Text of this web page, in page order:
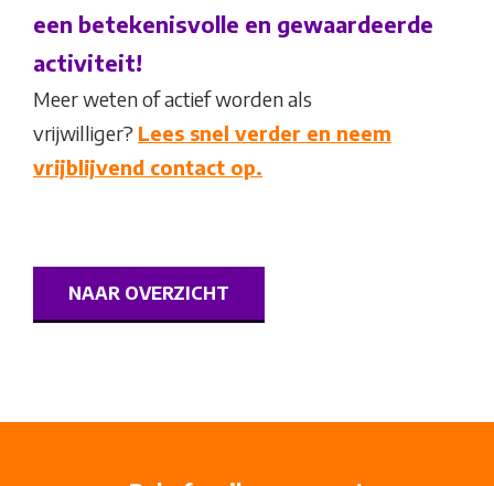
een betekenisvolle en gewaardeerde
activiteit!
Meer weten of actief worden als
vrijwilliger? Lees snel verder en neem
vrijblijvend contact op.
NAAR OVERZICHT